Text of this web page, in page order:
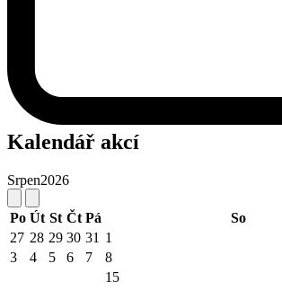
Kalendář akcí
Srpen2026
Po Út St Čt Pá So
27 28 29 30 31 1
3
4 5 6 7 8
15